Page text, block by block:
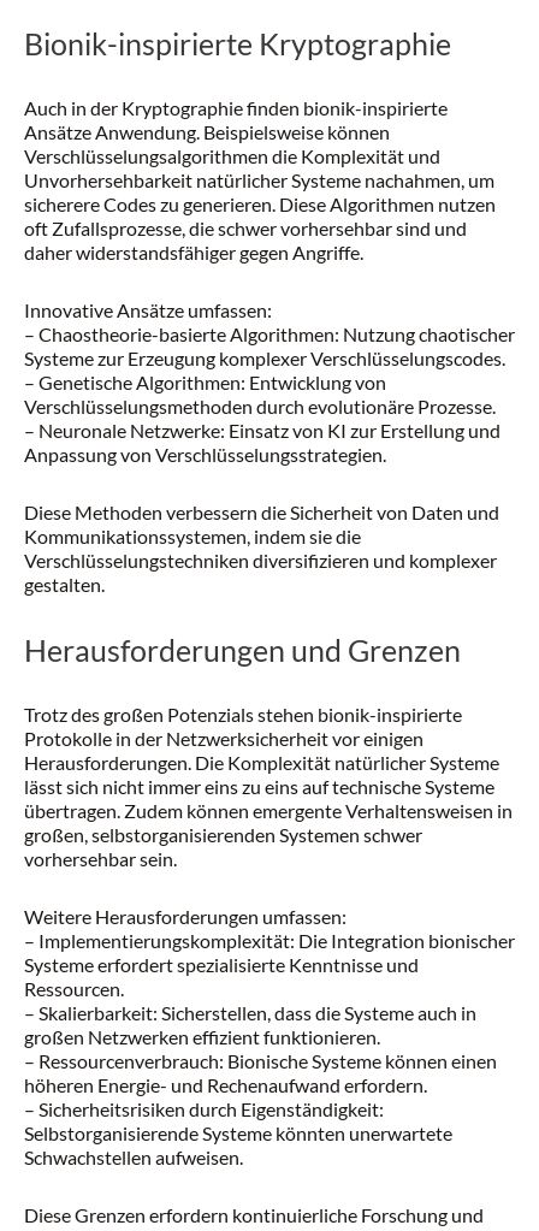
Bionik-inspirierte Kryptographie
Auch in der Kryptographie finden bionik-inspirierte
Ansätze Anwendung. Beispielsweise können
Verschlüsselungsalgorithmen die Komplexität und
Unvorhersehbarkeit natürlicher Systeme nachahmen, um
sicherere Codes zu generieren. Diese Algorithmen nutzen
oft Zufallsprozesse, die schwer vorhersehbar sind und
daher widerstandsfähiger gegen Angriffe.
Innovative Ansätze umfassen:
– Chaostheorie-basierte Algorithmen: Nutzung chaotischer
Systeme zur Erzeugung komplexer Verschlüsselungscodes.
– Genetische Algorithmen: Entwicklung von
Verschlüsselungsmethoden durch evolutionäre Prozesse.
– Neuronale Netzwerke: Einsatz von KI zur Erstellung und
Anpassung von Verschlüsselungsstrategien.
Diese Methoden verbessern die Sicherheit von Daten und
Kommunikationssystemen, indem sie die
Verschlüsselungstechniken diversifizieren und komplexer
gestalten.
Herausforderungen und Grenzen
Trotz des großen Potenzials stehen bionik-inspirierte
Protokolle in der Netzwerksicherheit vor einigen
Herausforderungen. Die Komplexität natürlicher Systeme
lässt sich nicht immer eins zu eins auf technische Systeme
übertragen. Zudem können emergente Verhaltensweisen in
großen, selbstorganisierenden Systemen schwer
vorhersehbar sein.
Weitere Herausforderungen umfassen:
– Implementierungskomplexität: Die Integration bionischer
Systeme erfordert spezialisierte Kenntnisse und
Ressourcen.
– Skalierbarkeit: Sicherstellen, dass die Systeme auch in
großen Netzwerken effizient funktionieren.
– Ressourcenverbrauch: Bionische Systeme können einen
höheren Energie- und Rechenaufwand erfordern.
– Sicherheitsrisiken durch Eigenständigkeit:
Selbstorganisierende Systeme könnten unerwartete
Schwachstellen aufweisen.
Diese Grenzen erfordern kontinuierliche Forschung und